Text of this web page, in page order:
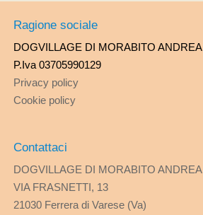
Ragione sociale
DOGVILLAGE DI MORABITO ANDREA
P.Iva 03705990129
Privacy policy
Cookie policy
Contattaci
DOGVILLAGE DI MORABITO ANDREA
VIA FRASNETTI, 13
21030 Ferrera di Varese (Va)